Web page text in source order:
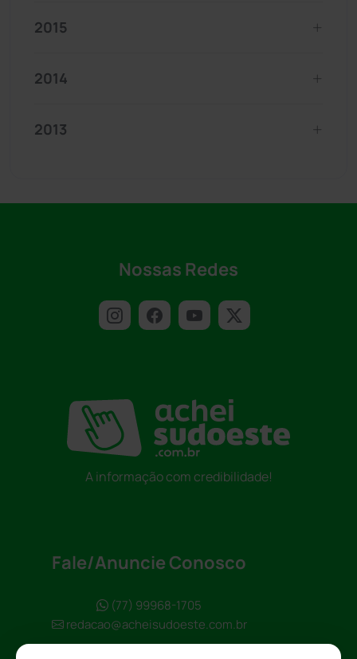
2015
2014
2013
Nossas Redes
A informação com credibilidade!
Fale/Anuncie Conosco
(77) 99968-1705
redacao@acheisudoeste.com.br